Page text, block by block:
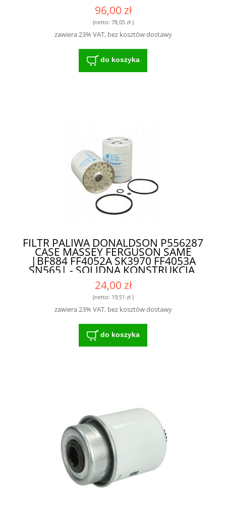
V836862563 83685930| -
DOSKONAŁA JAKOŚĆ I OCHRONA DLA
SILNIKA
96,00 zł
(netto: 78,05 zł)
zawiera 23% VAT, bez kosztów dostawy
do koszyka
FILTR PALIWA DONALDSON P556287
CASE MASSEY FERGUSON SAME
|BF884 FF4052A SK3970 FF4053A
SN565| - SOLIDNA KONSTRUKCJA,
ODPORNA NA TRUDNE WARUNKI
24,00 zł
(netto: 19,51 zł)
zawiera 23% VAT, bez kosztów dostawy
do koszyka